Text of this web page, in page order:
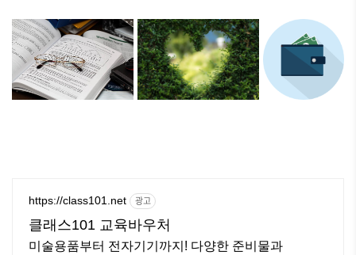
https://class101.net 광고
클래스101 교육바우처
미술용품부터 전자기기까지! 다양한 준비물과